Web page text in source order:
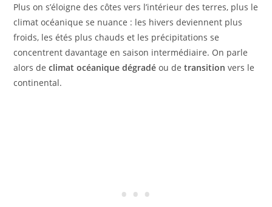
Plus on s’éloigne des côtes vers l’intérieur des terres, plus le
climat océanique se nuance : les hivers deviennent plus
froids, les étés plus chauds et les précipitations se
concentrent davantage en saison intermédiaire. On parle
alors declimat océanique dégradé ou detransition vers le
continental.